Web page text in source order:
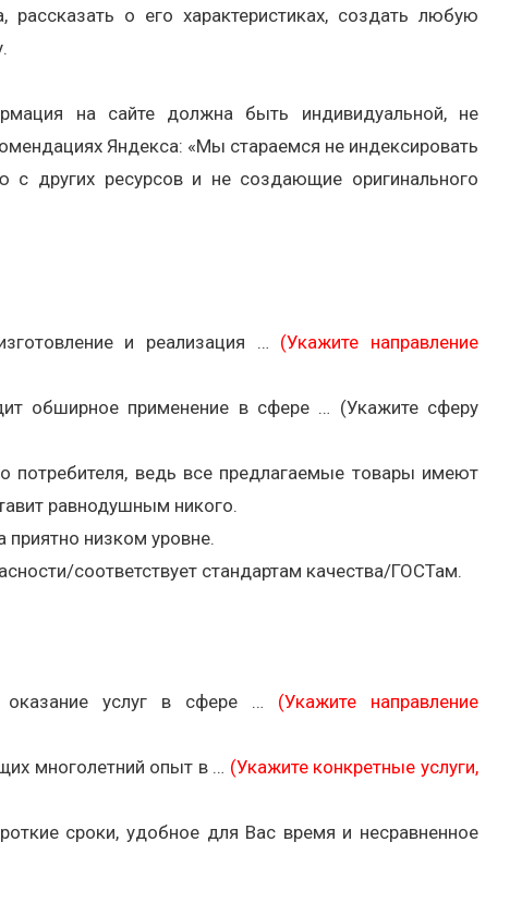
о его характеристиках, создать любую
на сайте должна быть индивидуальной, не
Яндекса: «Мы стараемся не индексировать
других ресурсов и не создающие оригинального
и реализация … (Укажите направление
обширное применение в сфере … (Укажите сферу
потребителя, ведь все предлагаемые товары имеют
равнодушным никого.
низком уровне.
соответствует стандартам качества/ГОСТам.
оказание услуг в сфере … (Укажите направление
многолетний опыт в … (Укажите конкретные услуги,
сроки, удобное для Вас время и несравненное